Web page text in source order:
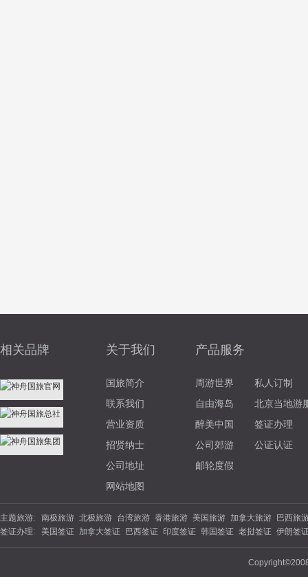
相关品牌 关于我们
国旅简介
联系我们
营业资质
招贤纳士
公司地址
网站地图
产品服务
周游世界
私人订制
自由海岛
北京当地游
醉美中国
签证办理
公司郊游
公证认证
邮轮度假
主题旅游: 南极旅游 北极旅游 台湾旅游 香港旅游 美国旅游 加拿大旅游
巴西旅
游 北欧旅游 东欧旅游 俄罗斯旅游 土耳其旅游 英国旅游 法国旅游
德
夏威夷旅游 云南旅游 海南旅游 苏杭旅游 福建旅游 广西旅游 陕西旅
签证办理: 美国签证 加拿大签证 巴西签证 印度签证 韩国签证 老挝签证 伊朗签
签证 坦桑尼亚 南非签证 埃塞俄比亚 西班牙签证 丹麦签证 波兰签证